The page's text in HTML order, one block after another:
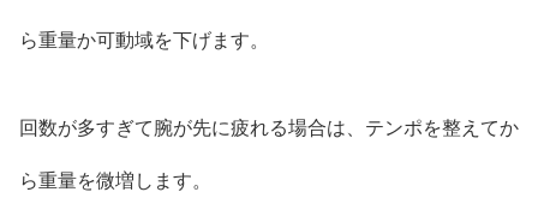
ら重量か可動域を下げます。
回数が多すぎて腕が先に疲れる場合は、テンポを整えてか
ら重量を微増します。